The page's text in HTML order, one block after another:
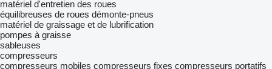
matériel d'entretien des roues
équilibreuses de roues démonte-pneus
matériel de graissage et de lubrification
pompes à graisse
sableuses
compresseurs
compresseurs mobiles compresseurs fixes compresseurs portatifs